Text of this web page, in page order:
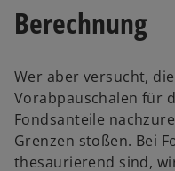
Berechnung
Wer aber versucht,
Vorabpauschalen für
Fondsanteile
Grenzen stoßen. Bei
thesaurierend sind,